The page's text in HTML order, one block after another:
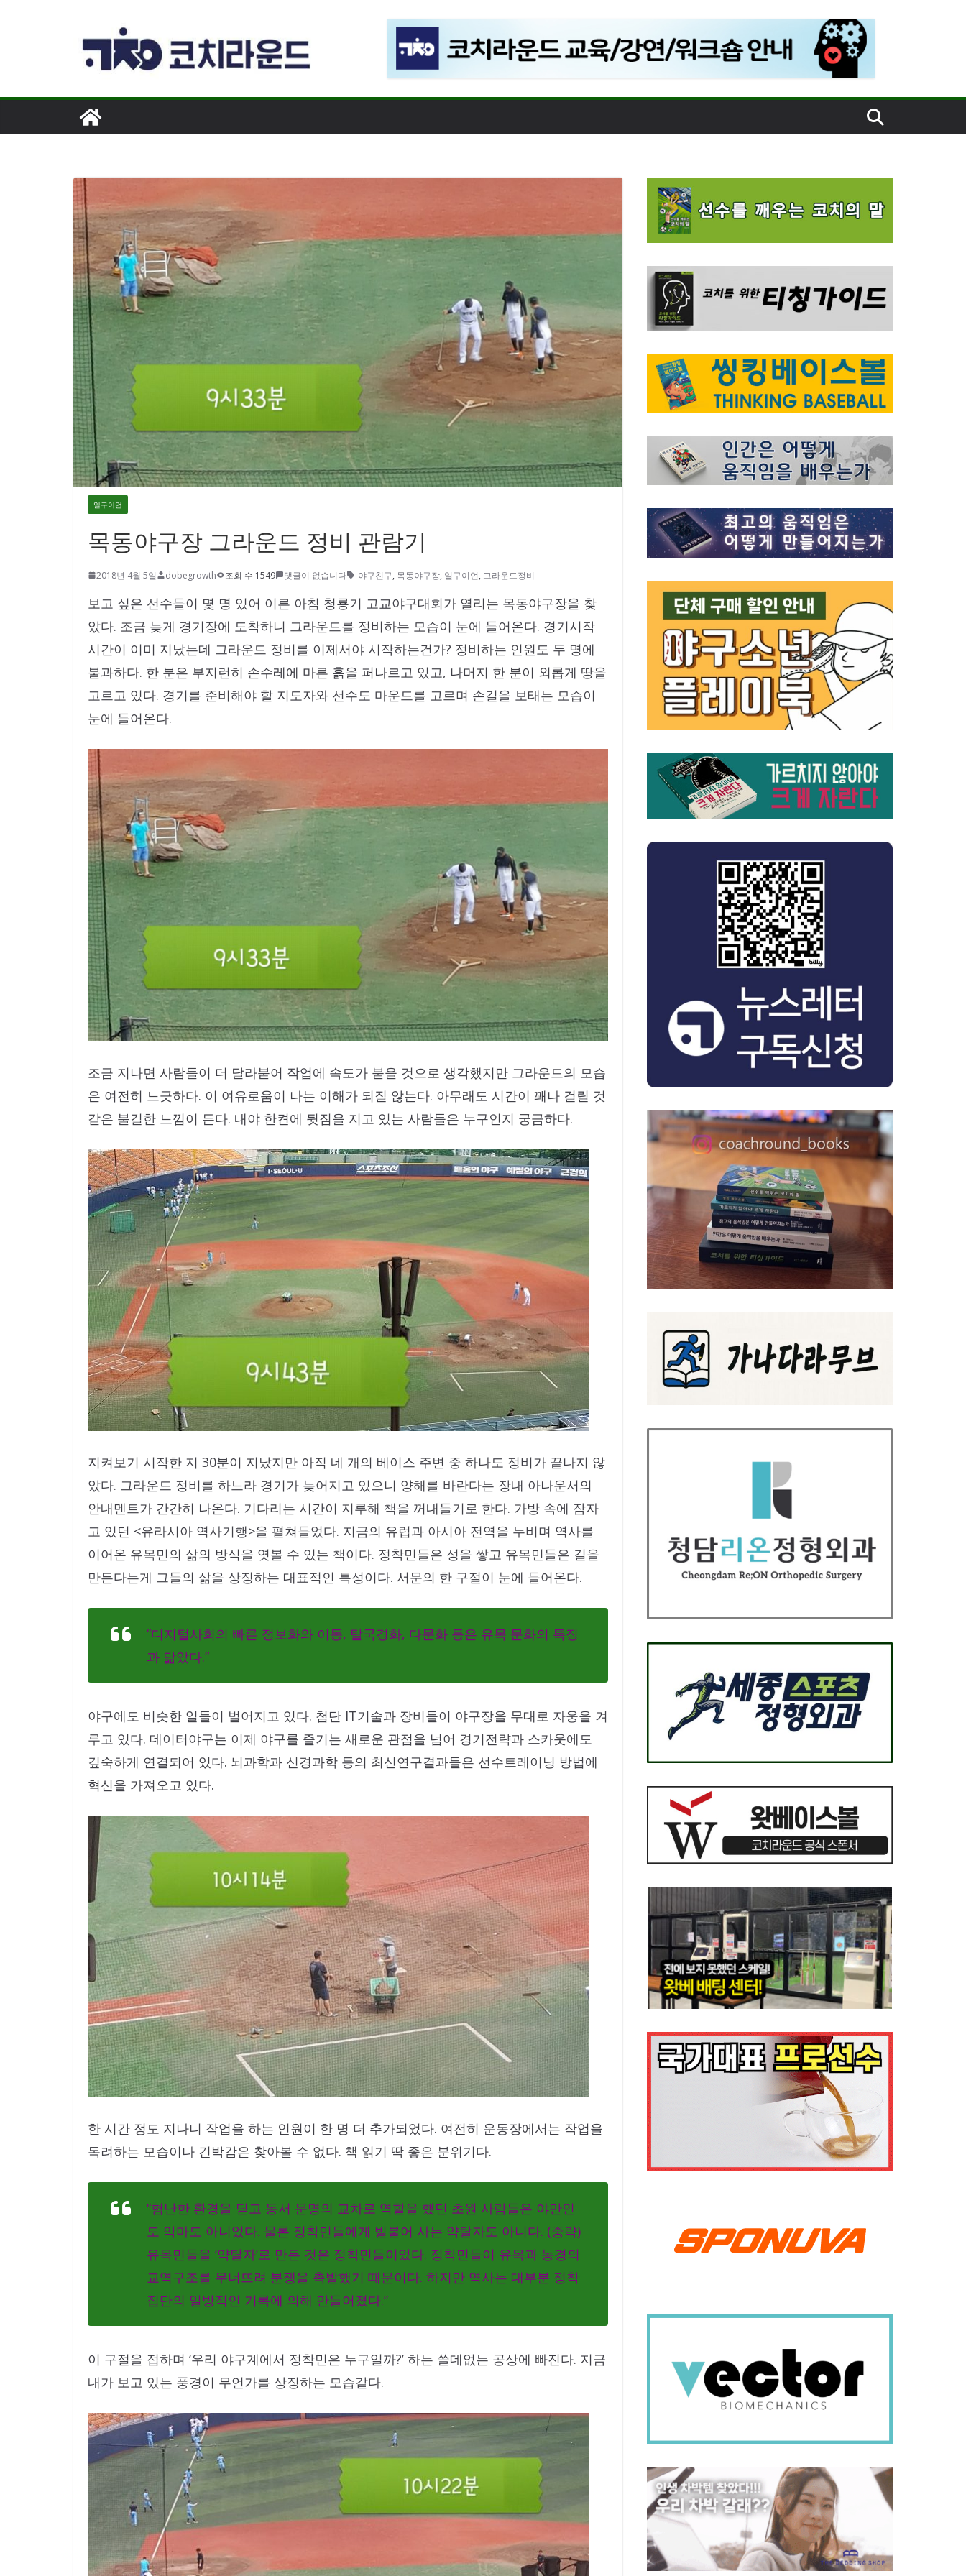
건
일구이언
목동야구장 그라운드 정비 관람기
2018년 4월 5일 dobegrowth 조회 수 1549 댓글이 없습니다 야구친구, 목동야구장, 일구이언, 그라운드정비
보고 싶은 선수들이 몇 명 있어 이른 아침 청룡기 고교야구대회가 열리는 목동야구장을 찾
았다. 조금 늦게 경기장에 도착하니 그라운드를 정비하는 모습이 눈에 들어온다. 경기시작
시간이 이미 지났는데 그라운드 정비를 이제서야 시작하는건가? 정비하는 인원도 두 명에
불과하다. 한 분은 부지런히 손수레에 마른 흙을 퍼나르고 있고, 나머지 한 분이 외롭게 땅을
고르고 있다. 경기를 준비해야 할 지도자와 선수도 마운드를 고르며 손길을 보태는 모습이
눈에 들어온다.
조금 지나면 사람들이 더 달라붙어 작업에 속도가 붙을 것으로 생각했지만 그라운드의 모습
은 여전히 느긋하다. 이 여유로움이 나는 이해가 되질 않는다. 아무래도 시간이 꽤나 걸릴 것
같은 불길한 느낌이 든다. 내야 한켠에 뒷짐을 지고 있는 사람들은 누구인지 궁금하다.
지켜보기 시작한 지 30분이 지났지만 아직 네 개의 베이스 주변 중 하나도 정비가 끝나지 않
았다. 그라운드 정비를 하느라 경기가 늦어지고 있으니 양해를 바란다는 장내 아나운서의
안내멘트가 간간히 나온다. 기다리는 시간이 지루해 책을 꺼내들기로 한다. 가방 속에 잠자
고 있던 <유라시아 역사기행>을 펼쳐들었다. 지금의 유럽과 아시아 전역을 누비며 역사를
이어온 유목민의 삶의 방식을 엿볼 수 있는 책이다. 정착민들은 성을 쌓고 유목민들은 길을
만든다는게 그들의 삶을 상징하는 대표적인 특성이다. 서문의 한 구절이 눈에 들어온다.
“디지털사회의 빠른 정보화와 이동, 탈국경화, 다문화 등은 유목 문화의 특징
과 닮았다.”
야구에도 비슷한 일들이 벌어지고 있다. 첨단 IT기술과 장비들이 야구장을 무대로 자웅을 겨
루고 있다. 데이터야구는 이제 야구를 즐기는 새로운 관점을 넘어 경기전략과 스카웃에도
깊숙하게 연결되어 있다. 뇌과학과 신경과학 등의 최신연구결과들은 선수트레이닝 방법에
혁신을 가져오고 있다.
한 시간 정도 지나니 작업을 하는 인원이 한 명 더 추가되었다. 여전히 운동장에서는 작업을
독려하는 모습이나 긴박감은 찾아볼 수 없다. 책 읽기 딱 좋은 분위기다.
“험난한 환경을 딛고 동서 문명의 교차로 역할을 했던 초원 사람들은 야만인
도 악마도 아니었다. 물론 정착민들에게 빌붙어 사는 약탈자도 아니다. (중략)
유목민들을 ‘약탈자’로 만든 것은 정착민들이었다. 정착민들이 유목과 농경의
교역구조를 무너뜨려 분쟁을 촉발했기 때문이다. 하지만 역사는 대부분 정착
집단의 일방적인 기록에 의해 만들어졌다.”
이 구절을 접하며 ‘우리 야구계에서 정착민은 누구일까?’ 하는 쓸데없는 공상에 빠진다. 지금
내가 보고 있는 풍경이 무언가를 상징하는 모습같다.